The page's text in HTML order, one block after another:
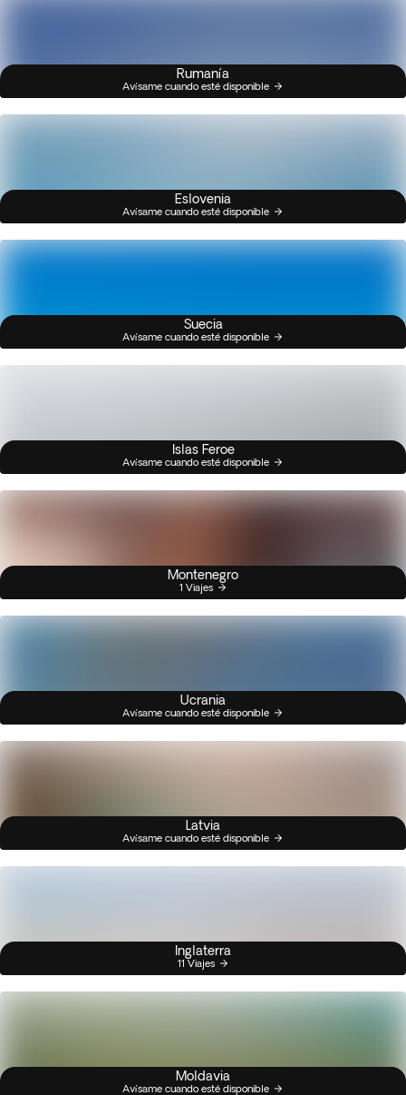
Rumanía
Avísame cuando esté disponible
Eslovenia
Avísame cuando esté disponible
Suecia
Avísame cuando esté disponible
Islas Feroe
Avísame cuando esté disponible
Montenegro
1 Viajes
Ucrania
Avísame cuando esté disponible
Latvia
Avísame cuando esté disponible
Inglaterra
11 Viajes
Moldavia
Avísame cuando esté disponible